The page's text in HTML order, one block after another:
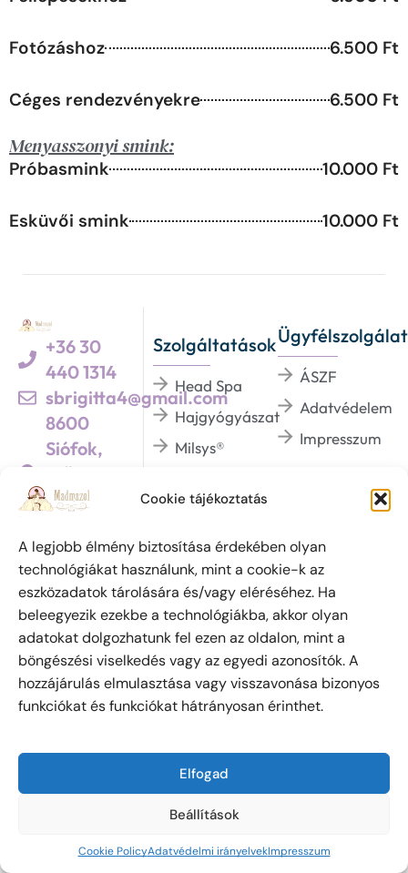
Cookie tájékoztatás
A legjobb élmény biztosítása érdekében olyan
technológiákat használunk, mint a cookie-k az
eszközadatok tárolására és/vagy eléréséhez. Ha
beleegyezik ezekbe a technológiákba, akkor olyan
adatokat dolgozhatunk fel ezen az oldalon, mint a
böngészési viselkedés vagy az egyedi azonosítók. A
hozzájárulás elmulasztása vagy visszavonása bizonyos
funkciókat és funkciókat hátrányosan érinthet.
Elfogad
Beállítások
Cookie PolicyAdatvédelmi irányelvekImpresszum
Fotózáshoz 6.500 Ft
Céges rendezvényekre 6.500 Ft
Menyasszonyi smink:
Próbasmink 10.000 Ft
Esküvői smink 10.000 Ft
+36 30
440 1314
sbrigitta4@gmail.com
8600
Siófok,
Szűcs u. 5.
/Üzletek háza 1.
emeletén/
Szolgáltatások
Head Spa
Hajgyógyászat
Milsys®
BHSYS®
Ügyfélszolgálat
ÁSZF
Adatvédelem
Impresszum
Szabadalmi védjegy oltalom alatt áll. (azonosító
szám: 223 798) Az oldalon megjelent írásokat és
fényképeket a szerzői jogról szóló 1999. évi LXXVI.
törvény értelmében Csanádyné Soós Brigitta
személyes engedélye nélkül máshol közzétenni tilos.
sorát tüntetik fel, majd a folytatásért az oldalra
kattintva jut el az olvasó!
Madmazel Holistic Beauty © 2026 Minden jog